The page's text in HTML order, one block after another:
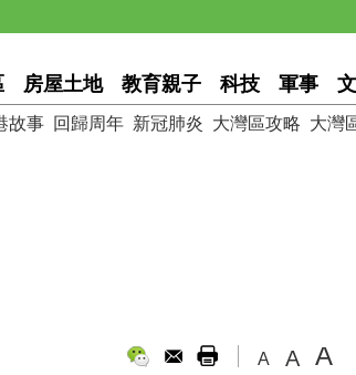
房屋土地 教育親子 科技 軍事
故事 回歸周年 新冠肺炎 大灣區攻略 大灣
A A A